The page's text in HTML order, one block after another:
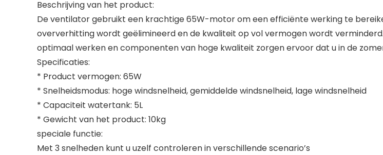
Beschrijving van het product:
De ventilator gebruikt een krachtige 65W-motor om een efficiënte werking te
oververhitting wordt geëlimineerd en de kwaliteit op vol vermogen wordt
optimaal werken en componenten van hoge kwaliteit zorgen ervoor dat u in de
Specificaties:
* Product vermogen: 65W
* Snelheidsmodus: hoge windsnelheid, gemiddelde windsnelheid, lage windsnelheid
* Capaciteit watertank: 5L
* Gewicht van het product: 10kg
speciale functie:
Met 3 snelheden kunt u uzelf controleren in verschillende scenario’s